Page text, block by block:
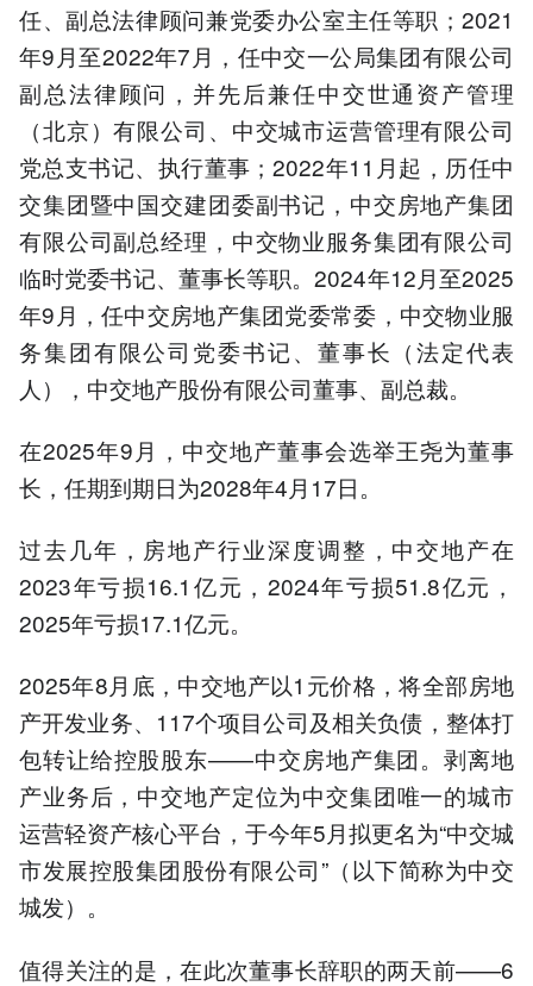
任、副总法律顾问兼党委办公室主任等职；2021
年9月至2022年7月，任中交一公局集团有限公司
副总法律顾问，并先后兼任中交世通资产管理
（北京）有限公司、中交城市运营管理有限公司
党总支书记、执行董事；2022年11月起，历任中
交集团暨中国交建团委副书记，中交房地产集团
有限公司副总经理，中交物业服务集团有限公司
临时党委书记、董事长等职。2024年12月至2025
年9月，任中交房地产集团党委常委，中交物业服
务集团有限公司党委书记、董事长（法定代表
人），中交地产股份有限公司董事、副总裁。
在2025年9月，中交地产董事会选举王尧为董事
长，任期到期日为2028年4月17日。
过去几年，房地产行业深度调整，中交地产在
2023年亏损16.1亿元，2024年亏损51.8亿元，
2025年亏损17.1亿元。
2025年8月底，中交地产以1元价格，将全部房地
产开发业务、117个项目公司及相关负债，整体打
包转让给控股股东——中交房地产集团。剥离地
产业务后，中交地产定位为中交集团唯一的城市
运营轻资产核心平台，于今年5月拟更名为“中交城
市发展控股集团股份有限公司”（以下简称为中交
城发）。
值得关注的是，在此次董事长辞职的两天前——6